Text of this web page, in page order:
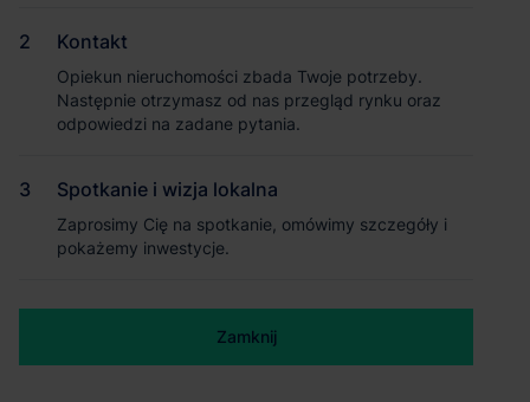
Magazyn Accolade Funds Park Legnica
Legnica , Dolnośląskie
Kontakt
Opiekun nieruchomości zbada Twoje potrzeby.
Następnie otrzymasz od nas przegląd rynku oraz
odpowiedzi na zadane pytania.
Spotkanie i wizja lokalna
Zaprosimy Cię na spotkanie, omówimy szczegóły i
pokażemy inwestycje.
Zamknij
Nazwa firmy
Email służbowy
Kontakt
Opiekun nieruchomości zbada Twoje potrzeby.
Następnie otrzymasz od nas przegląd rynku oraz
odpowiedzi na zadane pytania.
Spotkanie i wizja lokalna
Zaprosimy Cię na spotkanie, omówimy szczegóły i
pokażemy inwestycje.
Zamknij